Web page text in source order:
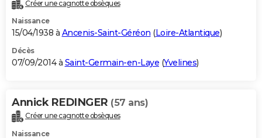
Créer une cagnotte obsèques
Naissance
15/04/1938 à Ancenis-Saint-Géréon (Loire-Atlantique)
Décès
07/09/2014 à Saint-Germain-en-Laye (Yvelines)
Annick REDINGER (57 ans)
Créer une cagnotte obsèques
Naissance